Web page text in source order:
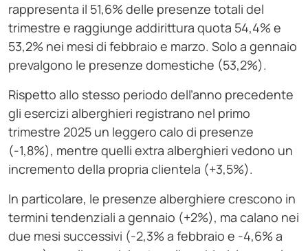
rappresenta il 51,6% delle presenze totali del
trimestre e raggiunge addirittura quota 54,4% e
53,2% nei mesi di febbraio e marzo. Solo a gennaio
prevalgono le presenze domestiche (53,2%).
Rispetto allo stesso periodo dell’anno precedente
gli esercizi alberghieri registrano nel primo
trimestre 2025 un leggero calo di presenze
(-1,8%), mentre quelli extra alberghieri vedono un
incremento della propria clientela (+3,5%).
In particolare, le presenze alberghiere crescono in
termini tendenziali a gennaio (+2%), ma calano nei
due mesi successivi (-2,3% a febbraio e -4,6% a